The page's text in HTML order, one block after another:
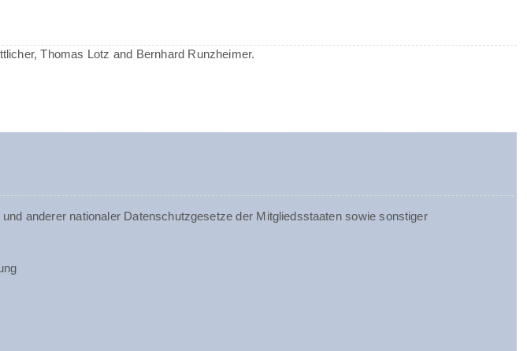
Thomas Lotz and Bernhard Runzheimer.
anderer nationaler Datenschutzgesetze der Mitgliedsstaaten sowie sonstiger